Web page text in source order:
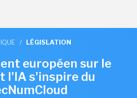
/ LÉGISLATION
européen sur le
l'IA s'inspire du